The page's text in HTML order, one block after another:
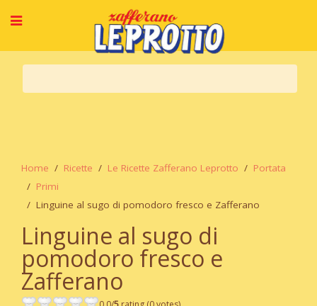
Home Ricette Le Ricette Zafferano Leprotto
Portata
Primi
Linguine al sugo di pomodoro fresco e Zafferano
Linguine al sugo di
pomodoro fresco e
Zafferano